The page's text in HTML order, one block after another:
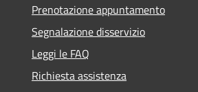
Prenotazione appuntamento
Segnalazione disservizio
Leggi le FAQ
Richiesta assistenza